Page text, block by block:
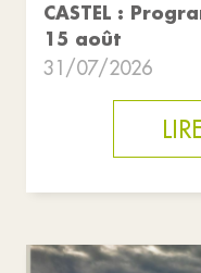
CASTEL :
15 août
31/07/2026